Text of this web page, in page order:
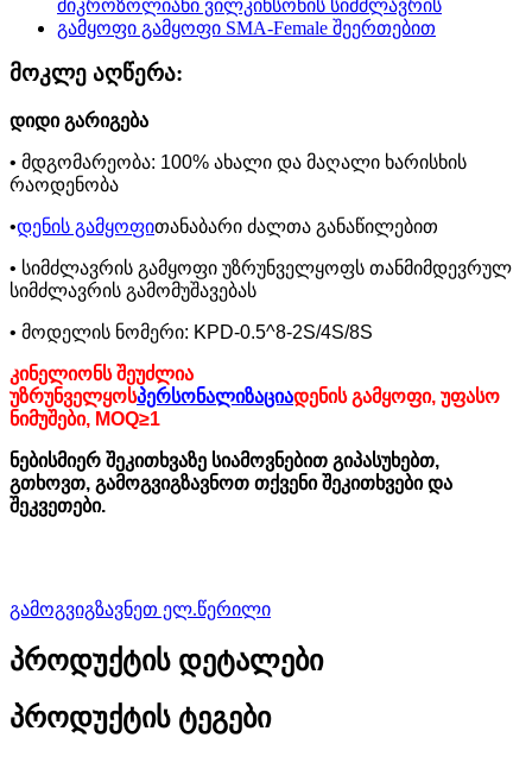
მოკლე აღწერა:
დიდი გარიგება
• მდგომარეობა: 100% ახალი და მაღალი ხარისხის
რაოდენობა
•დენის გამყოფითანაბარი ძალთა განაწილებით
• სიმძლავრის გამყოფი უზრუნველყოფს თანმიმდევრულ
სიმძლავრის გამომუშავებას
• მოდელის ნომერი: KPD-0.5^8-2S/4S/8S
კინელიონს შეუძლია
უზრუნველყოსპერსონალიზაციადენის გამყოფი, უფასო
ნიმუშები, MOQ≥1
ნებისმიერ შეკითხვაზე სიამოვნებით გიპასუხებთ,
გთხოვთ, გამოგვიგზავნოთ თქვენი შეკითხვები და
შეკვეთები.
გამოგვიგზავნეთ ელ.წერილი
პროდუქტის დეტალები
პროდუქტის ტეგები